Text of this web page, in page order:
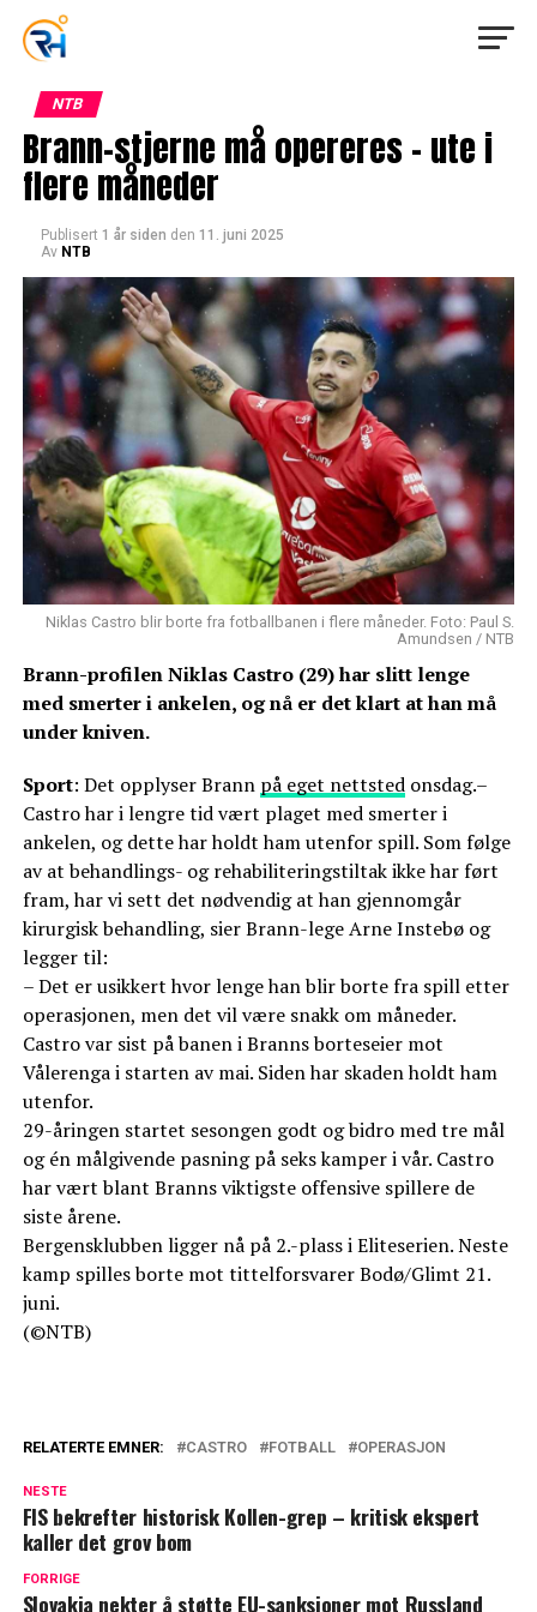
NTB
Brann-stjerne må opereres – ute i
flere måneder
Publisert 1 år siden den 11. juni 2025
Av NTB
Niklas Castro blir borte fra fotballbanen i flere måneder. Foto: Paul S.
Amundsen / NTB
Brann-profilen Niklas Castro (29) har slitt lenge
med smerter i ankelen, og nå er det klart at han må
under kniven.
Sport: Det opplyser Brann på eget nettstedonsdag.–
Castro har i lengre tid vært plaget med smerter i
ankelen, og dette har holdt ham utenfor spill. Som følge
av at behandlings- og rehabiliteringstiltak ikke har ført
fram, har vi sett det nødvendig at han gjennomgår
kirurgisk behandling, sier Brann-lege Arne Instebø og
legger til:
– Det er usikkert hvor lenge han blir borte fra spill etter
operasjonen, men det vil være snakk om måneder.
Castro var sist på banen i Branns borteseier mot
Vålerenga i starten av mai. Siden har skaden holdt ham
utenfor.
29-åringen startet sesongen godt og bidro med tre mål
og én målgivende pasning på seks kamper i vår. Castro
har vært blant Branns viktigste offensive spillere de
siste årene.
Bergensklubben ligger nå på 2.-plass i Eliteserien. Neste
kamp spilles borte mot tittelforsvarer Bodø/Glimt 21.
juni.
(©NTB)
RELATERTE EMNER: CASTRO FOTBALL OPERASJON
NESTE
FIS bekrefter historisk Kollen-grep – kritisk ekspert
kaller det grov bom
FORRIGE
Slovakia nekter å støtte EU-sanksjoner mot Russland